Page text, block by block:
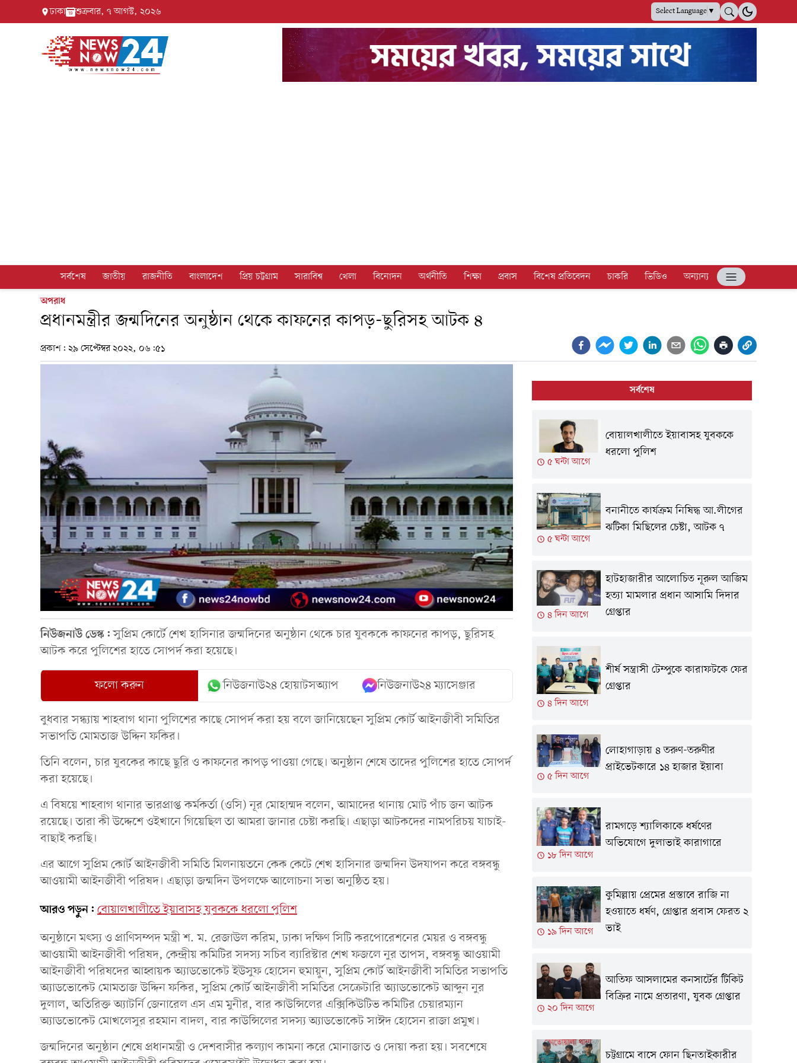
ঢাকা শুক্রবার, ৭ আগস্ট, ২০২৬ Select Language▼
সর্বশেষ জাতীয় রাজনীতি বাংলাদেশ প্রিয় চট্টগ্রাম সারাবিশ্ব খেলা বিনোদন অর্থনীতি শিক্ষা প্রবাস বিশেষ প্রতিবেদন চাকরি ভিডিও
অন্যান্য
অপরাধ
প্রধানমন্ত্রীর জন্মদিনের অনুষ্ঠান থেকে কাফনের কাপড়-ছুরিসহ আটক ৪
প্রকাশ: ২৯ সেপ্টেম্বর ২০২২, ০৬:৫১
নিউজনাউ ডেস্ক:সুপ্রিম কোর্টে শেখ হাসিনার জন্মদিনের অনুষ্ঠান থেকে চার যুবককে কাফনের কাপড়, ছুরিসহ
আটক করে পুলিশের হাতে সোপর্দ করা হয়েছে।
ফলো করুন নিউজনাউ২৪ হোয়াটসঅ্যাপ নিউজনাউ২৪ ম্যাসেঞ্জার
বুধবার সন্ধ্যায় শাহবাগ থানা পুলিশের কাছে সোপর্দ করা হয় বলে জানিয়েছেন সুপ্রিম কোর্ট আইনজীবী সমিতির
সভাপতি মোমতাজ উদ্দিন ফকির।
তিনি বলেন, চার যুবকের কাছে ছুরি ও কাফনের কাপড় পাওয়া গেছে। অনুষ্ঠান শেষে তাদের পুলিশের হাতে সোপর্দ
করা হয়েছে।
এ বিষয়ে শাহবাগ থানার ভারপ্রাপ্ত কর্মকর্তা (ওসি) নূর মোহাম্মদ বলেন, আমাদের থানায় মোট পাঁচ জন আটক
রয়েছে। তারা কী উদ্দেশে ওইখানে গিয়েছিল তা আমরা জানার চেষ্টা করছি। এছাড়া আটকদের নামপরিচয় যাচাই-
বাছাই করছি।
এর আগে সুপ্রিম কোর্ট আইনজীবী সমিতি মিলনায়তনে কেক কেটে শেখ হাসিনার জন্মদিন উদযাপন করে বঙ্গবন্ধু
আওয়ামী আইনজীবী পরিষদ। এছাড়া জন্মদিন উপলক্ষে আলোচনা সভা অনুষ্ঠিত হয়।
আরও পড়ুন: বোয়ালখালীতে ইয়াবাসহ যুবককে ধরলো পুলিশ
অনুষ্ঠানে মৎস্য ও প্রাণিসম্পদ মন্ত্রী শ. ম. রেজাউল করিম, ঢাকা দক্ষিণ সিটি করপোরেশনের মেয়র ও বঙ্গবন্ধু
আওয়ামী আইনজীবী পরিষদ, কেন্দ্রীয় কমিটির সদস্য সচিব ব্যারিস্টার শেখ ফজলে নুর তাপস, বঙ্গবন্ধু আওয়ামী
আইনজীবী পরিষদের আহ্বায়ক অ্যাডভোকেট ইউসুফ হোসেন হুমায়ুন, সুপ্রিম কোর্ট আইনজীবী সমিতির সভাপতি
অ্যাডভোকেট মোমতাজ উদ্দিন ফকির, সুপ্রিম কোর্ট আইনজীবী সমিতির সেক্রেটারি অ্যাডভোকেট আব্দুন নুর
দুলাল, অতিরিক্ত অ্যাটর্নি জেনারেল এস এম মুনীর, বার কাউন্সিলের এক্সিকিউটিভ কমিটির চেয়ারম্যান
অ্যাডভোকেট মোখলেসুর রহমান বাদল, বার কাউন্সিলের সদস্য অ্যাডভোকেট সাঈদ হোসেন রাজা প্রমুখ।
জন্মদিনের অনুষ্ঠান শেষে প্রধানমন্ত্রী ও দেশবাসীর কল্যাণ কামনা করে মোনাজাত ও দোয়া করা হয়। সবশেষে
সর্বশেষ
৫ ঘন্টা আগে
বোয়ালখালীতে ইয়াবাসহ যুবককে
ধরলো পুলিশ
৫ ঘন্টা আগে
বনানীতে কার্যক্রম নিষিদ্ধ আ.লীগের
ঝটিকা মিছিলের চেষ্টা, আটক ৭
৪ দিন আগে
হাটহাজারীর আলোচিত নূরুল আজিম
হত্যা মামলার প্রধান আসামি দিদার
গ্রেপ্তার
৪ দিন আগে
শীর্ষ সন্ত্রাসী টেম্পুকে কারাফটকে ফের
গ্রেপ্তার
৫ দিন আগে
লোহাগাড়ায় ৪ তরুণ-তরুণীর
প্রাইভেটকারে ১৪ হাজার ইয়াবা
১৮ দিন আগে
রামগড়ে শ্যালিকাকে ধর্ষণের
অভিযোগে দুলাভাই কারাগারে
১৯ দিন আগে
কুমিল্লায় প্রেমের প্রস্তাবে রাজি না
হওয়াতে ধর্ষণ, গ্রেপ্তার প্রবাস ফেরত ২
ভাই
২০ দিন আগে
আতিফ আসলামের কনসার্টের টিকিট
বিক্রির নামে প্রতারণা, যুবক গ্রেপ্তার
চট্টগ্রামে বাসে ফোন ছিনতাইকারীর